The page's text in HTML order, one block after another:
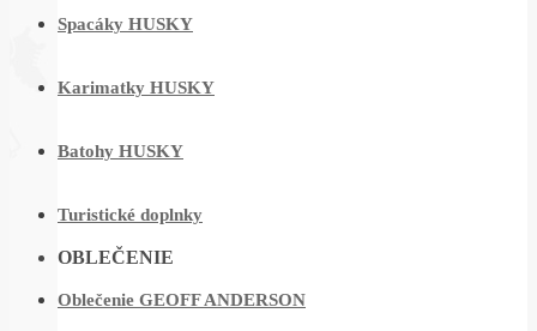
Spacáky HUSKY
Karimatky HUSKY
Batohy HUSKY
Turistické doplnky
OBLEČENIE
Oblečenie GEOFF ANDERSON